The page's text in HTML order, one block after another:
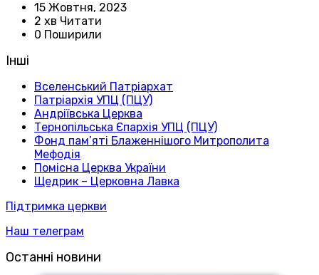
15 Жовтня, 2023
2 хв Читати
0 Поширили
Інші
Вселенський Патріархат
Патріархія УПЦ (ПЦУ)
Андріївська Церква
Тернопільська Єпархія УПЦ (ПЦУ)
Фонд пам’яті Блаженнішого Митрополита
Мефодія
Помісна Церква України
Щедрик – Церковна Лавка
Підтримка церкви
Наш телеграм
Останні новини